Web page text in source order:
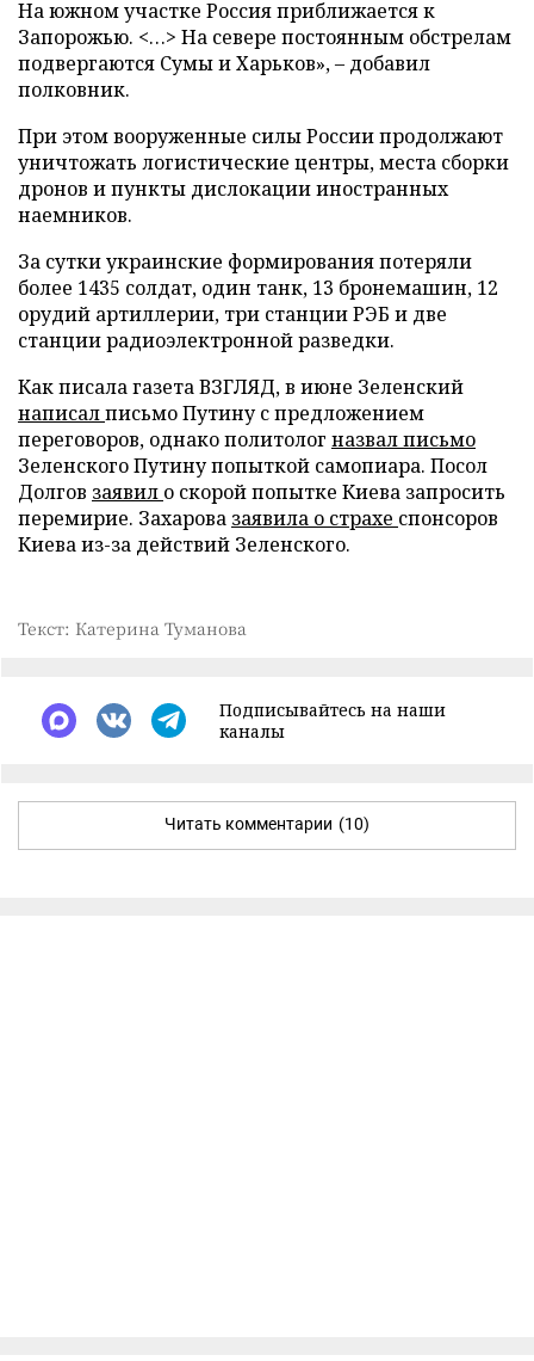
На южном участке Россия приближается к
Запорожью. <…> На севере постоянным обстрелам
подвергаются Сумы и Харьков», – добавил
полковник.
При этом вооруженные силы России продолжают
уничтожать логистические центры, места сборки
дронов и пункты дислокации иностранных
наемников.
За сутки украинские формирования потеряли
более 1435 солдат, один танк, 13 бронемашин, 12
орудий артиллерии, три станции РЭБ и две
станции радиоэлектронной разведки.
Как писала газета ВЗГЛЯД, в июне Зеленский
написалписьмо Путину с предложением
переговоров, однако политолог назвал письмо
Зеленского Путину попыткой самопиара. Посол
Долгов заявил о скорой попытке Киева запросить
перемирие. Захарова заявила о страхе спонсоров
Киева из-за действий Зеленского.
Текст: Катерина Туманова
Подписывайтесь на наши
каналы
Читать комментарии (10)